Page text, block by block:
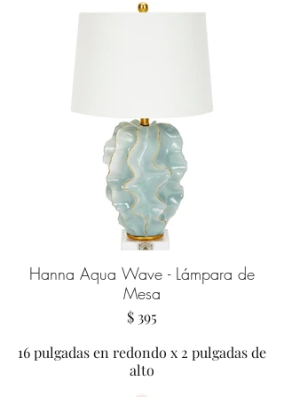
Hanna Aqua Wave - Lámpara de
Mesa
$ 395
16 pulgadas en redondo x 2 pulgadas de
alto